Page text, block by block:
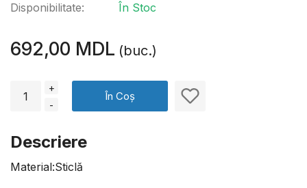
Disponibilitate:
În Stoc
692,00 MDL (buc.)
+
-
În Coș
Descriere
Material:Sticlă